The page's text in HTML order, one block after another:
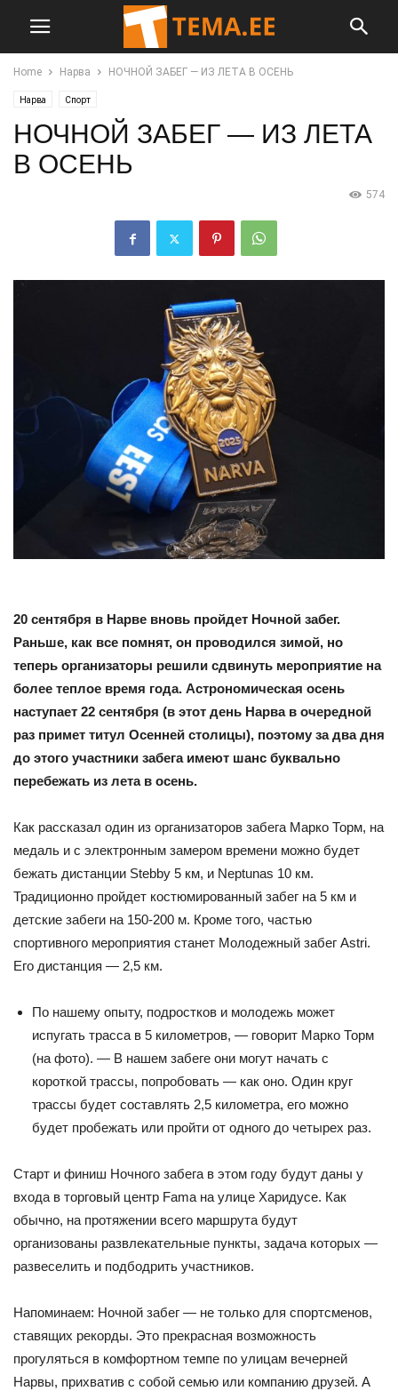
Home Нарва НОЧНОЙ ЗАБЕГ — ИЗ ЛЕТА В ОСЕНЬ
Нарва Спорт
НОЧНОЙ ЗАБЕГ — ИЗ ЛЕТА
В ОСЕНЬ
574
20 сентября в Нарве вновь пройдет Ночной забег.
Раньше, как все помнят, он проводился зимой, но
теперь организаторы решили сдвинуть мероприятие на
более теплое время года. Астрономическая осень
наступает 22 сентября (в этот день Нарва в очередной
раз примет титул Осенней столицы), поэтому за два дня
до этого участники забега имеют шанс буквально
перебежать из лета в осень.
Как рассказал один из организаторов забега Марко Торм, на
медаль и с электронным замером времени можно будет
бежать дистанции Stebby 5 км, и Neptunas 10 км.
Традиционно пройдет костюмированный забег на 5 км и
детские забеги на 150-200 м. Кроме того, частью
спортивного мероприятия станет Молодежный забег Astri.
Его дистанция — 2,5 км.
По нашему опыту, подростков и молодежь может
испугать трасса в 5 километров, — говорит Марко Торм
(на фото). — В нашем забеге они могут начать с
короткой трассы, попробовать — как оно. Один круг
трассы будет составлять 2,5 километра, его можно
будет пробежать или пройти от одного до четырех раз.
Старт и финиш Ночного забега в этом году будут даны у
входа в торговый центр Fama на улице Харидусе. Как
обычно, на протяжении всего маршрута будут
организованы развлекательные пункты, задача которых —
развеселить и подбодрить участников.
Напоминаем: Ночной забег — не только для спортсменов,
ставящих рекорды. Это прекрасная возможность
прогуляться в комфортном темпе по улицам вечерней
Нарвы, прихватив с собой семью или компанию друзей. А